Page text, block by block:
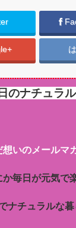
のナチュラ
想いのメールマ
か毎日が元気で
ナチュラルな